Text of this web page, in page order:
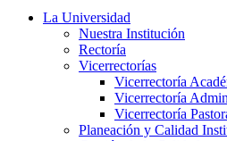
La Universidad
Nuestra Institución
Rectoría
Vicerrectorías
Vicerrectoría
Vicerrectoría
Vicerrectoría
Planeación y Calidad